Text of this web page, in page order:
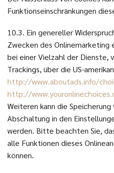
Funktionseinschränkungen
10.3. Ein genereller
Zwecken des Onlinemarketing
bei einer Vielzahl der Dienste,
Trackings, über die US-
http://www.aboutads.info/
http://
Weiteren kann die
Abschaltung in den
werden. Bitte beachten Sie,
alle Funktionen dieses
können.